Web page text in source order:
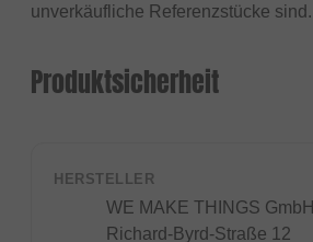
unverkäufliche Referenzstücke sind.
Produktsicherheit
HERSTELLER
WE MAKE THINGS GmbH
Richard-Byrd-Straße 12